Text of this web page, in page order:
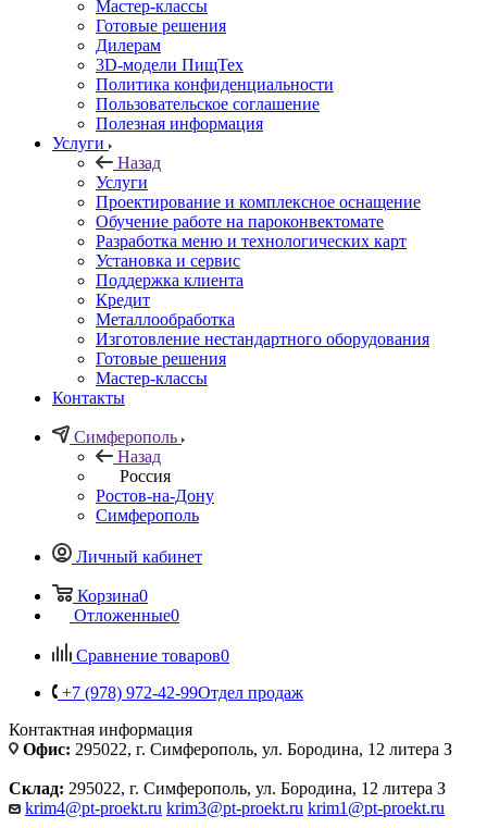
Мастер-классы
Готовые решения
Дилерам
3D-модели ПищТех
Политика конфиденциальности
Пользовательское соглашение
Полезная информация
Услуги
Назад
Услуги
Проектирование и комплексное оснащение
Обучение работе на пароконвектомате
Разработка меню и технологических карт
Установка и сервис
Поддержка клиента
Кредит
Металлообработка
Изготовление нестандартного оборудования
Готовые решения
Мастер-классы
Контакты
Симферополь
Назад
Россия
Ростов-на-Дону
Симферополь
Личный кабинет
Корзина0
Отложенные0
Сравнение товаров0
+7 (978) 972-42-99Отдел продаж
Контактная информация
Офис: 295022, г. Симферополь, ул. Бородина, 12 литера З
Склад: 295022, г. Симферополь, ул. Бородина, 12 литера З
krim4@pt-proekt.ru krim3@pt-proekt.ru krim1@pt-proekt.ru